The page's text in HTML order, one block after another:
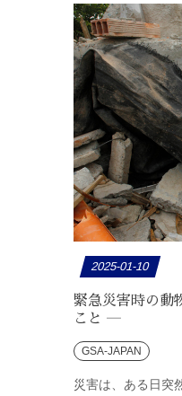
2025-01-10
緊急災害時の動
こと ―
GSA-JAPAN
災害は、ある日突